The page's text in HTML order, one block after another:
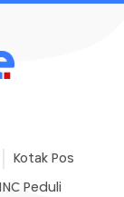
Kotak Pos
Peduli